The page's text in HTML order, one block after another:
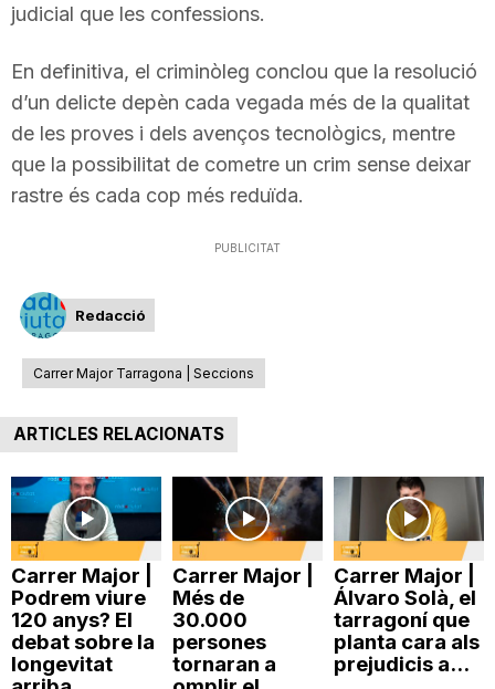
judicial que les confessions.
En definitiva, el criminòleg conclou que la resolució
d’un delicte depèn cada vegada més de la qualitat
de les proves i dels avenços tecnològics, mentre
que la possibilitat de cometre un crim sense deixar
rastre és cada cop més reduïda.
PUBLICITAT
Redacció
Carrer Major Tarragona | Seccions
ARTICLES RELACIONATS
Carrer Major |
Podrem viure
120 anys? El
debat sobre la
longevitat
Carrer Major |
Més de
30.000
persones
tornaran a
Carrer Major |
Álvaro Solà, el
tarragoní que
planta cara als
prejudicis a...